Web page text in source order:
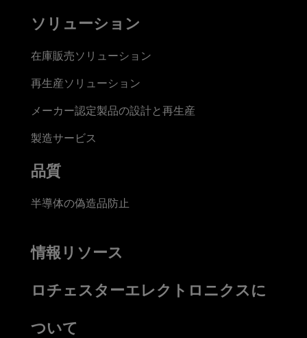
ソリューション
在庫販売ソリューション
再生産ソリューション
メーカー認定製品の設計と再生産
製造サービス
品質
半導体の偽造品防止
情報リソース
ロチェスターエレクトロニクスに
ついて